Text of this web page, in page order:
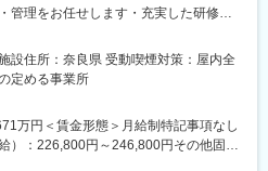
業インターンシップを通じた適性確
れまでに累計15,000名以上の就職をサ
は約90%と高い実績を誇ります。
管理をお任せします・充実した研修制
キャリアアップが実現可能です！
営をお任せいたします。施設の稼働率
トなど運営側に携わっていただきま
設住所：奈良県 受動喫煙対策：屋内全
定める事業所
万円＜賃金形態＞月給制特記事項なし
）：226,800円～246,800円その他固定